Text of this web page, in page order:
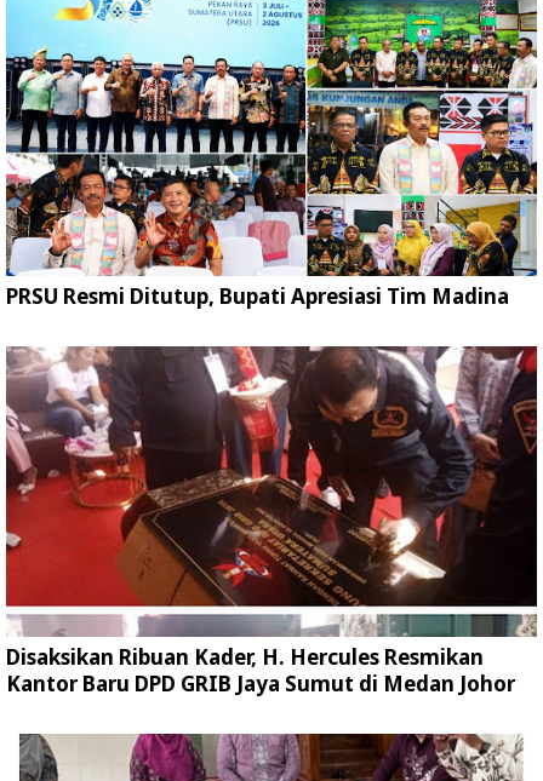
PRSU Resmi Ditutup, Bupati Apresiasi Tim Madina
Disaksikan Ribuan Kader, H. Hercules Resmikan
Kantor Baru DPD GRIB Jaya Sumut di Medan Johor